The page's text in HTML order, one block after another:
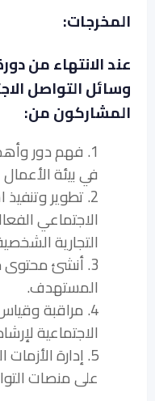
المخرجات:
عند الانتهاء من
وسائل التواصل
المشاركون من:
1. فهم دور وأهمية
في بيئة الأعمال
2. تطوير
الاجتماعي
التجارية
3. أنشئ
المستهدف.
4. مراقبة
الاجتماعية
5. إدارة
على منصات